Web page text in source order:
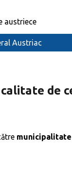
austriece
Austriac
de